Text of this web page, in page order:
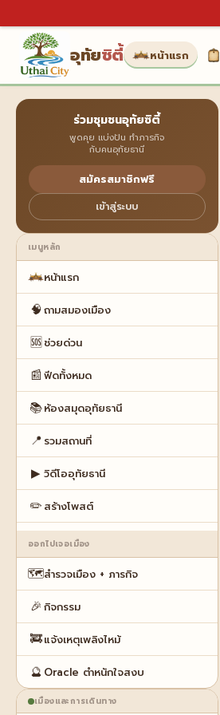
อุทัยซิตี้ หน้าแรก
ร่วมชุมชนอุทัยซิตี้
พูดคุย แบ่งปัน ทำภารกิจ
กับคนอุทัยธานี
สมัครสมาชิกฟรี
เข้าสู่ระบบ
เมนูหลัก
หน้าแรก
🧠ถามสมองเมือง
🆘ช่วยด่วน
📰ฟีดทั้งหมด
📚ห้องสมุดอุทัยธานี
📍 รวมสถานที่
▶ วิดีโออุทัยธานี
✏️ สร้างโพสต์
ออกไปเจอเมือง
🗺️สำรวจเมือง + ภารกิจ
🎉 กิจกรรม
🚒แจ้งเหตุเพลิงไหม้
🔮 Oracle ตำหนักใจสงบ
เมืองและการเดินทาง